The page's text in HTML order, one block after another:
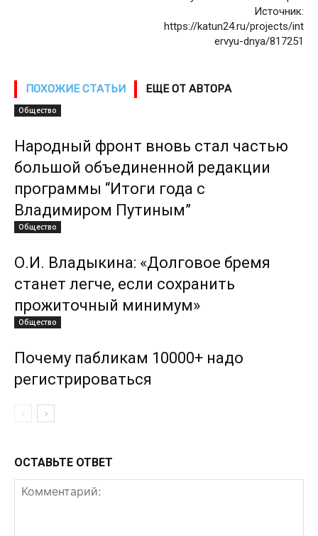
Источник:
https://katun24.ru/projects/int
ervyu-dnya/817251
ПОХОЖИЕ СТАТЬИ ЕЩЕ ОТ АВТОРА
Общество
Народный фронт вновь стал частью
большой объединенной редакции
программы “Итоги года с
Владимиром Путиным”
Общество
О.И. Владыкина: «Долговое бремя
станет легче, если сохранить
прожиточный минимум»
Общество
Почему пабликам 10000+ надо
регистрироваться
ОСТАВЬТЕ ОТВЕТ